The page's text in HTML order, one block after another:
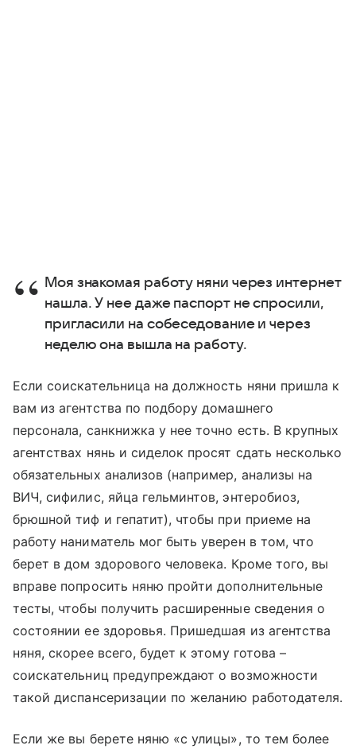
Моя знакомая работу няни через интернет
нашла. У нее даже паспорт не спросили,
пригласили на собеседование и через
неделю она вышла на работу.
Если соискательница на должность няни пришла к
вам из агентства по подбору домашнего
персонала, санкнижка у нее точно есть. В крупных
агентствах нянь и сиделок просят сдать несколько
обязательных анализов (например, анализы на
ВИЧ, сифилис, яйца гельминтов, энтеробиоз,
брюшной тиф и гепатит), чтобы при приеме на
работу наниматель мог быть уверен в том, что
берет в дом здорового человека. Кроме того, вы
вправе попросить няню пройти дополнительные
тесты, чтобы получить расширенные сведения о
состоянии ее здоровья. Пришедшая из агентства
няня, скорее всего, будет к этому готова –
соискательниц предупреждают о возможности
такой диспансеризации по желанию работодателя.
Если же вы берете няню «с улицы», то тем более